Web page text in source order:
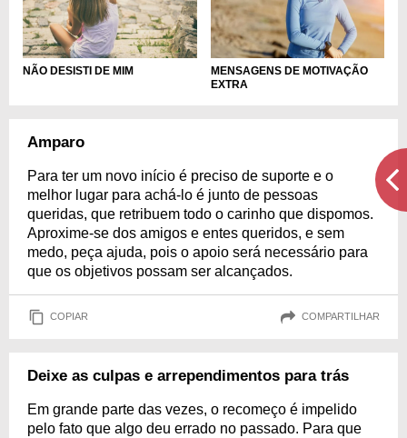
NÃO DESISTI DE MIM
MENSAGENS DE MOTIVAÇÃO
EXTRA
Amparo
Para ter um novo início é preciso de suporte e o
melhor lugar para achá-lo é junto de pessoas
queridas, que retribuem todo o carinho que dispomos.
Aproxime-se dos amigos e entes queridos, e sem
medo, peça ajuda, pois o apoio será necessário para
que os objetivos possam ser alcançados.
COPIAR COMPARTILHAR
Deixe as culpas e arrependimentos para trás
Em grande parte das vezes, o recomeço é impelido
pelo fato que algo deu errado no passado. Para que